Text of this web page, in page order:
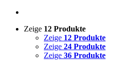
Zeige 12 Produkte
Zeige 12 Produkte
Zeige 24 Produkte
Zeige 36 Produkte